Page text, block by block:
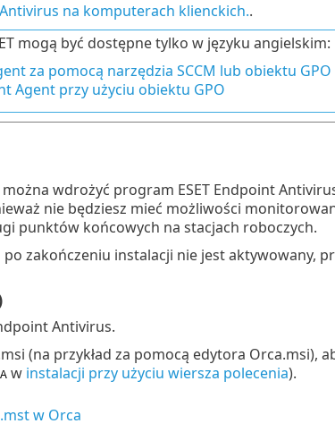
na komputerach klienckich..
mogą być dostępne tylko w języku angielskim:
za pomocą narzędzia SCCM lub obiektu GPO
Agent przy użyciu obiektu GPO
wdrożyć program ESET Endpoint
nie będziesz mieć możliwości
punktów końcowych na stacjach roboczych.
zakończeniu instalacji nie jest aktywowany,
Antivirus.
(na przykład za pomocą edytora Orca.msi),
w instalacji przy użyciu wiersza polecenia).
w Orca